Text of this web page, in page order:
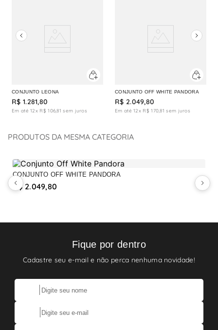
CONJUNTO LEONA
R$ 1.281,80
Em até12x R$ 106,81 sem juros
CONJUNTO OFF WHITE PANDORA
R$ 2.049,80
Em até12x R$ 170,81 sem juros
PRODUTOS DA MESMA CATEGORIA
CONJUNTO OFF WHITE PANDORA
R$ 2.049,80
Fique por dentro
Cadastre seu e-mail e não perca nenhuma novidade!